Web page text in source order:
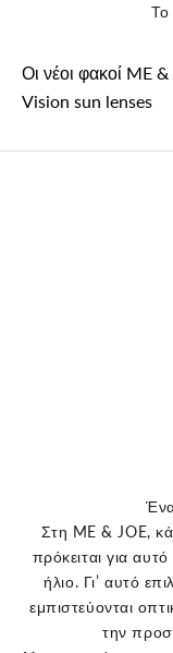
Το
Οι νέοι φακοί ME
Vision sun lenses
Στη ME & JOE,
πρόκειται για
ήλιο. Γι’ αυτό
εμπιστεύονται
την